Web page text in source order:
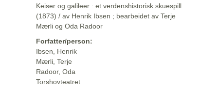
Keiser og galileer : et verdenshistorisk skuespill
(1873) / av Henrik Ibsen ; bearbeidet av Terje
Mærli og Oda Radoor
Forfatter/person:
Ibsen, Henrik
Mærli, Terje
Radoor, Oda
Torshovteatret